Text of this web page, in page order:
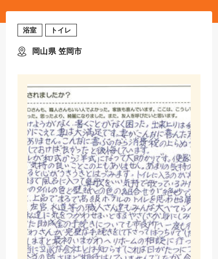
浴室 トイレ
岡山県 笠岡市